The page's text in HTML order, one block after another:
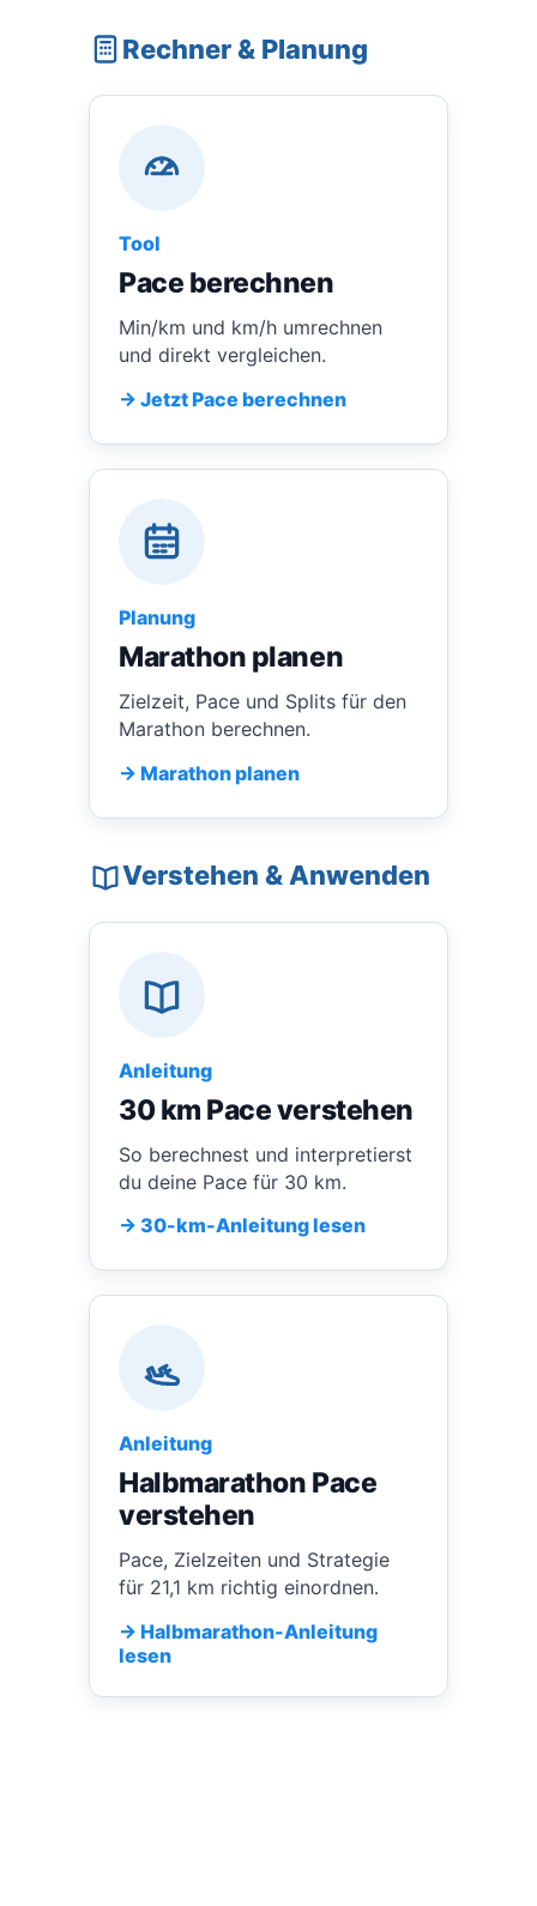
Rechner & Planung
Tool
Pace berechnen
Min/km und km/h umrechnen
und direkt vergleichen.
→ Jetzt Pace berechnen
Planung
Marathon planen
Zielzeit, Pace und Splits für den
Marathon berechnen.
→ Marathon planen
Verstehen & Anwenden
Anleitung
30 km Pace verstehen
So berechnest und interpretierst
du deine Pace für 30 km.
→ 30-km-Anleitung lesen
Anleitung
Halbmarathon Pace
verstehen
Pace, Zielzeiten und Strategie
für 21,1 km richtig einordnen.
→ Halbmarathon-Anleitung
lesen